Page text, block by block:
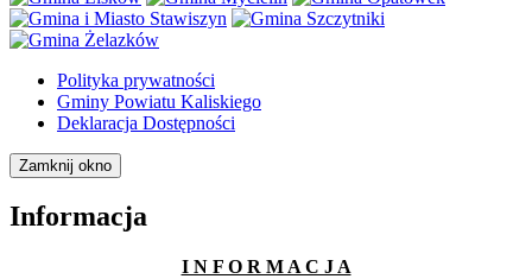
Polityka prywatności
Gminy Powiatu Kaliskiego
Deklaracja Dostępności
Zamknij okno
Informacja
I N F O R M A C J A